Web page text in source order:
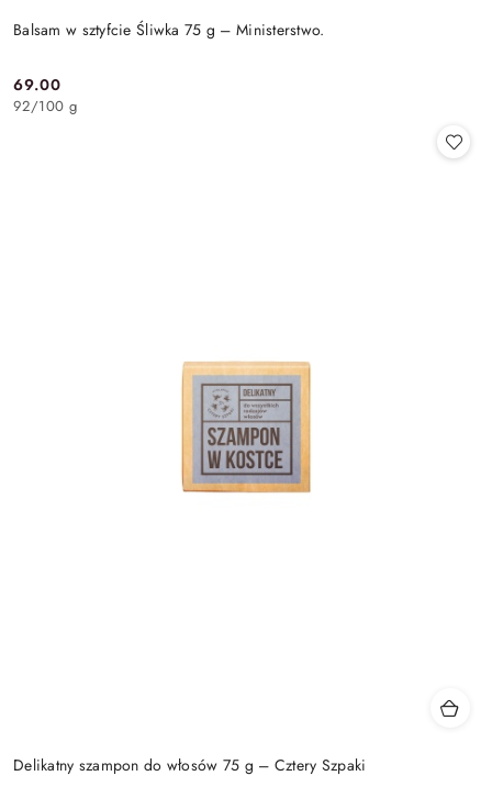
Balsam w sztyfcie Śliwka 75 g – Ministerstwo.
Cena:
69.00
92/100 g
Delikatny szampon do włosów 75 g – Cztery Szpaki